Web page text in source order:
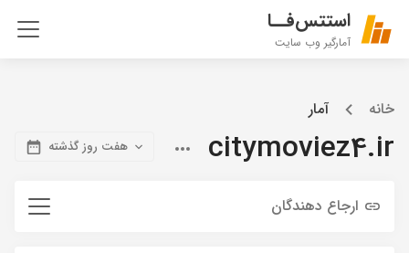
استتس‌فــا
آمارگیر وب سایت
خانه آمار
citymoviez4.ir هفت روز گذشته
ارجاع دهندگان